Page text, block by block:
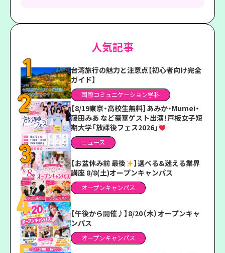
人気記事
台湾旅行の魅力と注意点【初心者向け完全
ガイド】
国際コミュニケーション学科
【8/19東京・高校生無料】あみか・Mumei・
藤田みあ など豪華ゲスト出演！戸板女子短
期大学「放課後フェス2026」
ニュース
【お盆休み前 最後
】選べる&迷える業界
講座 8/8(土)オープンキャンパス
オープンキャンパス
【午後から開催♪】8/20（木）オープンキャ
ンパス
オープンキャンパス